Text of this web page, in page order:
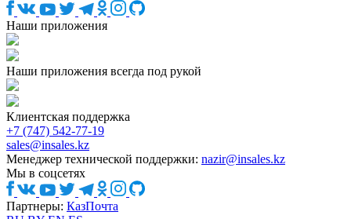
Наши приложения
Наши приложения всегда под рукой
Клиентская поддержка
+7 (747) 542-77-19
sales@insales.kz
Менеджер технической поддержки: nazir@insales.kz
Мы в соцсетях
Партнеры: КазПочта